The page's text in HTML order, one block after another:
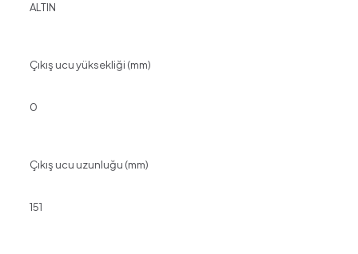
ALTIN
Çıkış ucu yüksekliği (mm)
0
Çıkış ucu uzunluğu (mm)
151